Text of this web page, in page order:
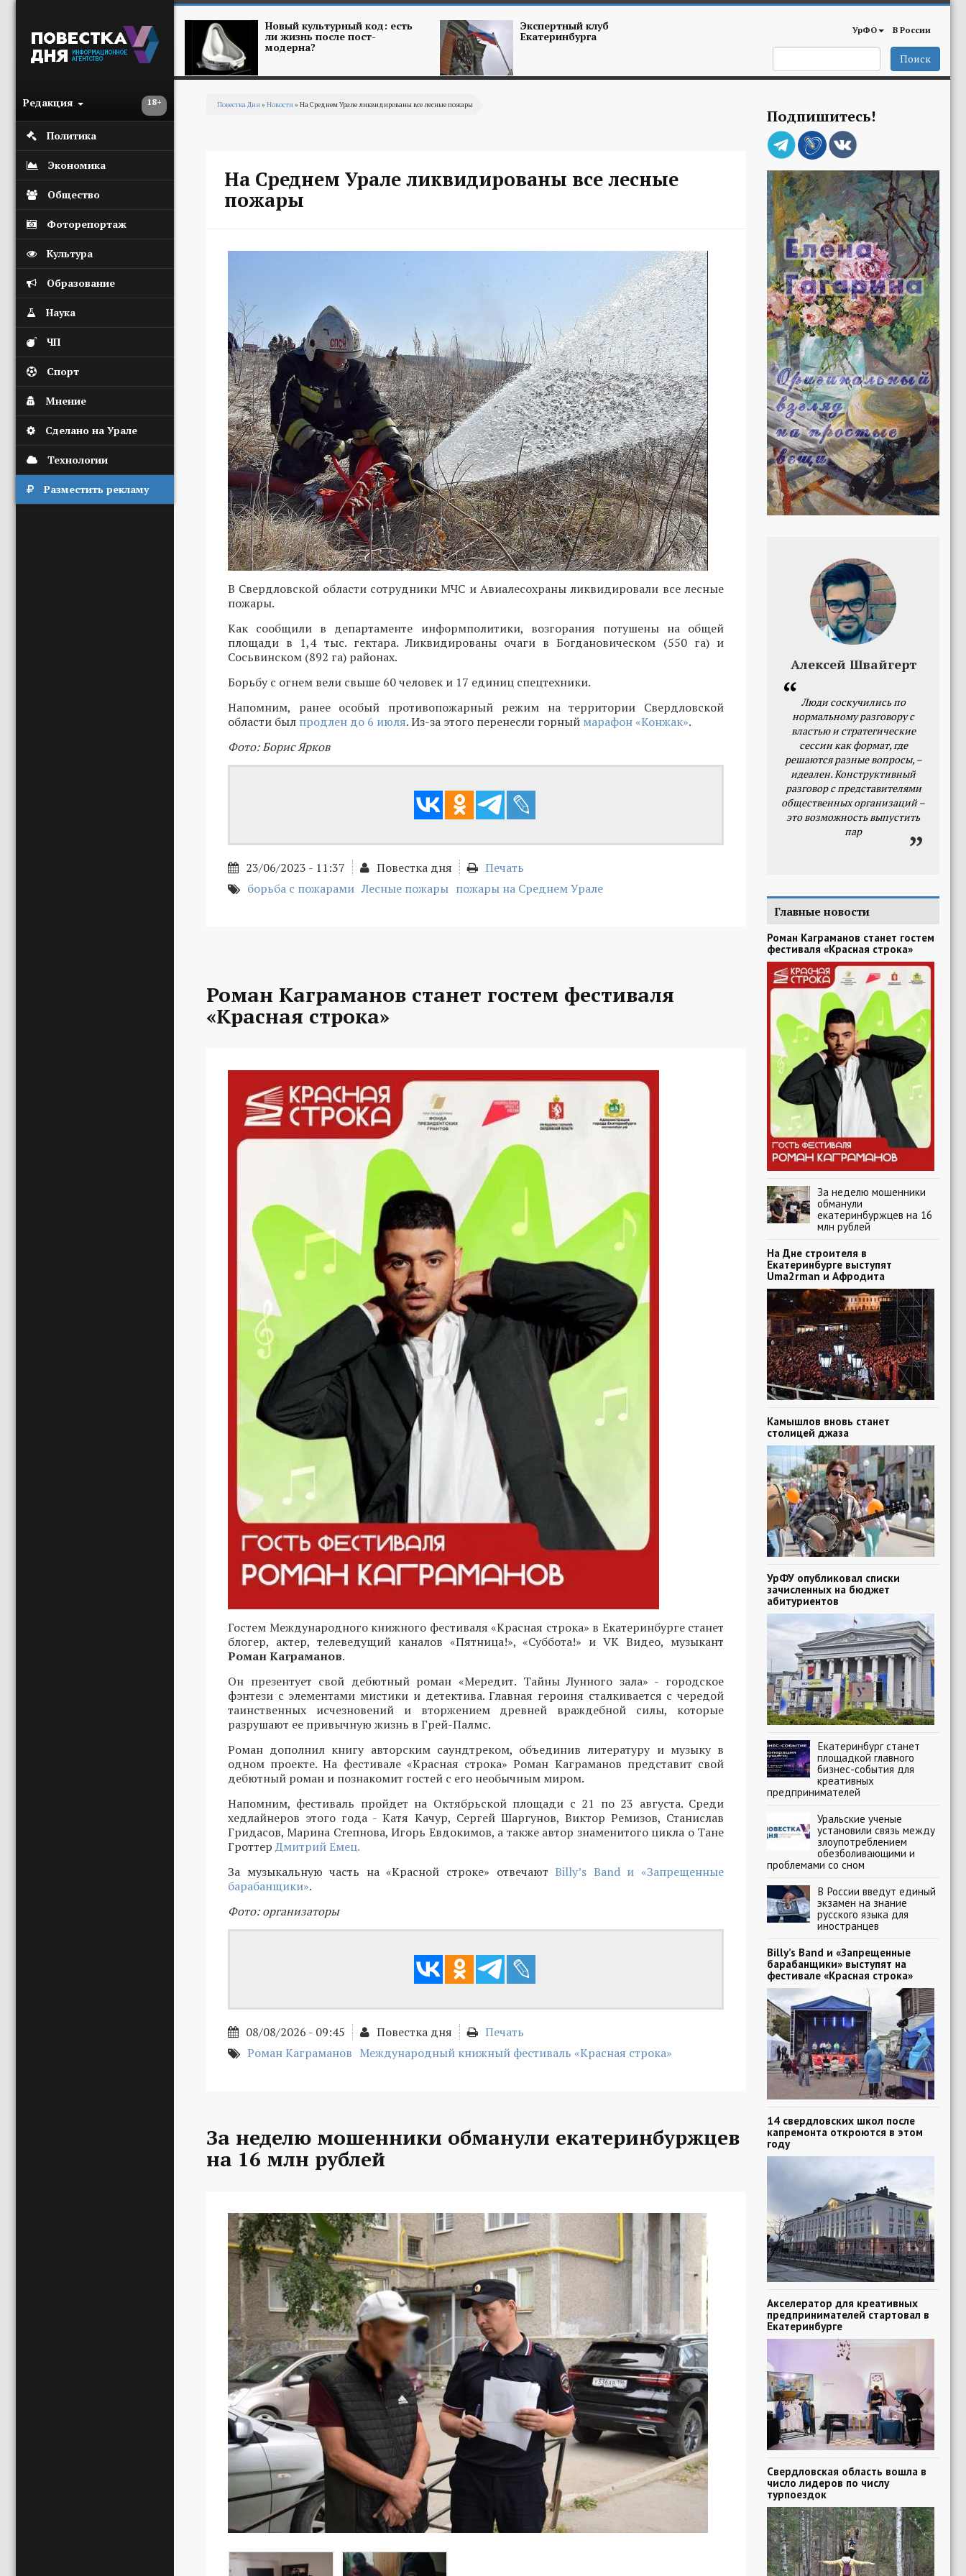
18+
Редакция
Политика
Экономика
Общество
Фоторепортаж
Культура
Образование
Наука
ЧП
Спорт
Мнение
Сделано на Урале
Технологии
Разместить рекламу
Новый культурный код: есть
ли жизнь после пост-
модерна?
Экспертный клуб
Екатеринбурга УрФО В России
Поиск
Повестка Дня» Новости» На Среднем Урале ликвидированы все лесные пожары
На Среднем Урале ликвидированы все лесные
пожары
В Свердловской области сотрудники МЧС и Авиалесохраны ликвидировали все лесные
пожары.
Как сообщили в департаменте информполитики, возгорания потушены на общей
площади в 1,4 тыс. гектара. Ликвидированы очаги в Богдановическом (550 га) и
Сосьвинском (892 га) районах.
Борьбу с огнем вели свыше 60 человек и 17 единиц спецтехники.
Напомним, ранее особый противопожарный режим на территории Свердловской
области был продлен до 6 июля. Из-за этого перенесли горный марафон «Конжак».
Фото: Борис Ярков
23/06/2023 - 11:37 Повестка дня
Печать
борьба с пожарами Лесные пожары пожары на Среднем Урале
Роман Каграманов станет гостем фестиваля
«Красная строка»
Гостем Международного книжного фестиваля «Красная строка» в Екатеринбурге станет
блогер, актер, телеведущий каналов «Пятница!», «Суббота!» и VK Видео, музыкант
Роман Каграманов.
Он презентует свой дебютный роман «Мередит. Тайны Лунного зала» - городское
фэнтези с элементами мистики и детектива. Главная героиня сталкивается с чередой
таинственных исчезновений и вторжением древней враждебной силы, которые
разрушают ее привычную жизнь в Грей-Палмс.
Роман дополнил книгу авторским саундтреком, объединив литературу и музыку в
одном проекте. На фестивале «Красная строка» Роман Каграманов представит свой
дебютный роман и познакомит гостей с его необычным миром.
Напомним, фестиваль пройдет на Октябрьской площади с 21 по 23 августа. Среди
хедлайнеров этого года - Катя Качур, Сергей Шаргунов, Виктор Ремизов, Станислав
Гридасов, Марина Степнова, Игорь Евдокимов, а также автор знаменитого цикла о Тане
ГроттерДмитрий Емец.
За музыкальную часть на «Красной строке» отвечаютBilly’s Band и «Запрещенные
барабанщики».
Фото: организаторы
08/08/2026 - 09:45 Повестка дня
Печать
Роман Каграманов Международный книжный фестиваль «Красная строка»
За неделю мошенники обманули екатеринбуржцев
на 16 млн рублей
Подпишитесь!
Алексей Швайгерт
Люди соскучились по
нормальному разговору с
властью и стратегические
сессии как формат, где
решаются разные вопросы, –
идеален. Конструктивный
разговор с представителями
общественных организаций –
это возможность выпустить
пар
Главные новости
Роман Каграманов станет гостем
фестиваля «Красная строка»
За неделю мошенники
обманули
екатеринбуржцев на 16
млн рублей
На Дне строителя в
Екатеринбурге выступят
Uma2rman и Афродита
Камышлов вновь станет
столицей джаза
УрФУ опубликовал списки
зачисленных на бюджет
абитуриентов
Екатеринбург станет
площадкой главного
бизнес-события для
креативных
предпринимателей
Уральские ученые
установили связь между
злоупотреблением
обезболивающими и
проблемами со сном
В России введут единый
экзамен на знание
русского языка для
иностранцев
Billy’s Band и «Запрещенные
барабанщики» выступят на
фестивале «Красная строка»
14 свердловских школ после
капремонта откроются в этом
году
Акселератор для креативных
предпринимателей стартовал в
Екатеринбурге
Свердловская область вошла в
число лидеров по числу
турпоездок